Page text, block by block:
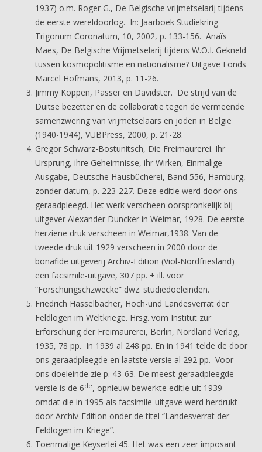
1937) o.m. Roger G., De Belgische vrijmetselarij tijdens
de eerste wereldoorlog. In: Jaarboek Studiekring
Trigonum Coronatum, 10, 2002, p. 133-156. Anaïs
Maes, De Belgische Vrijmetselarij tijdens W.O.I. Gekneld
tussen kosmopolitisme en nationalisme? Uitgave Fonds
Marcel Hofmans, 2013, p. 11-26.
Jimmy Koppen, Passer en Davidster. De strijd van de
Duitse bezetter en de collaboratie tegen de vermeende
samenzwering van vrijmetselaars en joden in België
(1940-1944), VUBPress, 2000, p. 21-28.
Gregor Schwarz-Bostunitsch, Die Freimaurerei. Ihr
Ursprung, ihre Geheimnisse, ihr Wirken, Einmalige
Ausgabe, Deutsche Hausbücherei, Band 556, Hamburg,
zonder datum, p. 223-227. Deze editie werd door ons
geraadpleegd. Het werk verscheen oorspronkelijk bij
uitgever Alexander Duncker in Weimar, 1928. De eerste
herziene druk verscheen in Weimar,1938. Van de
tweede druk uit 1929 verscheen in 2000 door de
bonafide uitgeverij Archiv-Edition (Viöl-Nordfriesland)
een facsimile-uitgave, 307 pp. + ill. voor
“Forschungschzwecke” dwz. studiedoeleinden.
Friedrich Hasselbacher, Hoch-und Landesverrat der
Feldlogen im Weltkriege. Hrsg. vom Institut zur
Erforschung der Freimaurerei, Berlin, Nordland Verlag,
1935, 78 pp. In 1939 al 248 pp. En in 1941 telde de door
ons geraadpleegde en laatste versie al 292 pp. Voor
ons doeleinde zie p. 43-63. De meest geraadpleegde
versie is de 6de, opnieuw bewerkte editie uit 1939
omdat die in 1995 als facsimile-uitgave werd herdrukt
door Archiv-Edition onder de titel “Landesverrat der
Feldlogen im Kriege”.
Toenmalige Keyserlei 45. Het was een zeer imposant